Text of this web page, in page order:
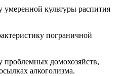
умеренной культуры распития
пограничной
проблемных домохозяйств,
алкоголизма.